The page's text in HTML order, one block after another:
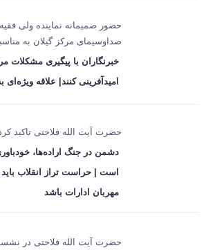
حضور صمیمانه نماینده ولی
صداوسیمای مرکز گیلان به
خبرنگاران با پیگیری مشکلات
امیدآفرینی کنند| علاقه ویژه‌ای
حضرت آیت الله فلاحتی تاکید
دشمن در جنگ اراده‌ها،
است | حراست تراز انقلاب باید
مهربان ادارات باشد
حضرت آیت الله فلاحتی در